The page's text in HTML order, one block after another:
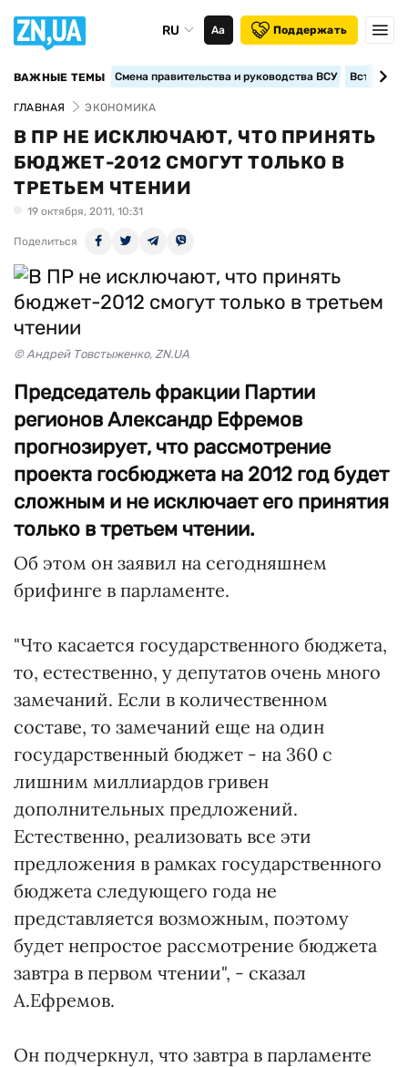
RU Аа Поддержать
ВАЖНЫЕ ТЕМЫ Смена правительства и руководства ВСУ
ГЛАВНАЯ ЭКОНОМИКА
В ПР НЕ ИСКЛЮЧАЮТ, ЧТО ПРИНЯТЬ
БЮДЖЕТ-2012 СМОГУТ ТОЛЬКО В
ТРЕТЬЕМ ЧТЕНИИ
19 октября, 2011, 10:31
Поделиться
© Андрей Товстыженко, ZN.UA
Председатель фракции Партии
регионов Александр Ефремов
прогнозирует, что рассмотрение
проекта госбюджета на 2012 год будет
сложным и не исключает его принятия
только в третьем чтении.
Об этом он заявил на сегодняшнем
брифинге в парламенте.
"Что касается государственного бюджета,
то, естественно, у депутатов очень много
замечаний. Если в количественном
составе, то замечаний еще на один
государственный бюджет - на 360 с
лишним миллиардов гривен
дополнительных предложений.
Естественно, реализовать все эти
предложения в рамках государственного
бюджета следующего года не
представляется возможным, поэтому
будет непростое рассмотрение бюджета
завтра в первом чтении", - сказал
А.Ефремов.
Он подчеркнул, что завтра в парламенте